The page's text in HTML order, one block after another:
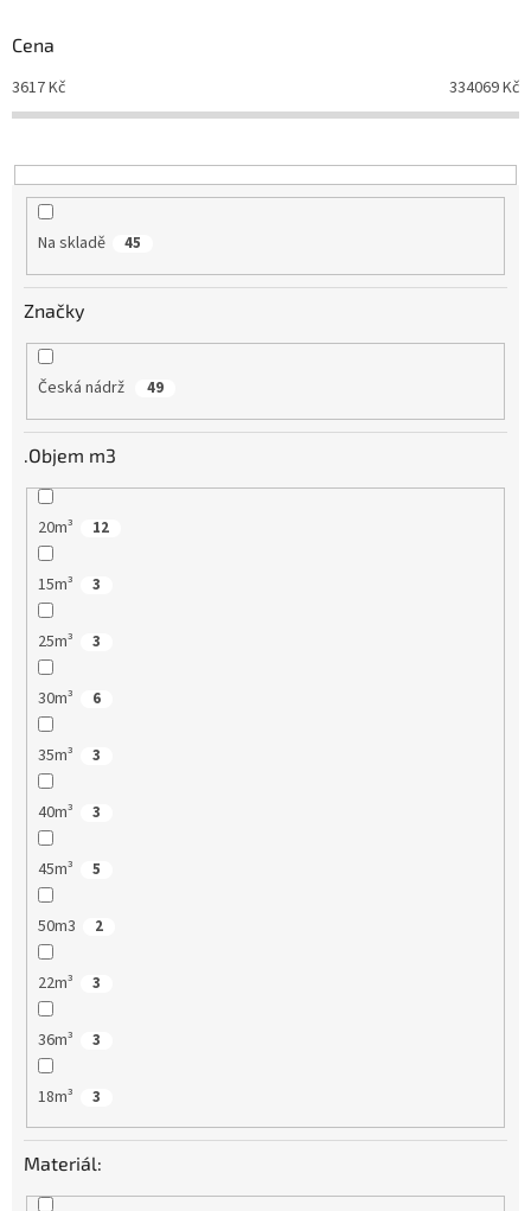
r
o
d
u
t
ů
Cena
3617Kč 334069Kč
Na skladě 45
Značky
Česká nádrž 49
.Objem m3
20m³ 12
15m³ 3
25m³ 3
30m³ 6
35m³ 3
40m³ 3
45m³ 5
50m3 2
22m³ 3
36m³ 3
18m³ 3
Materiál: